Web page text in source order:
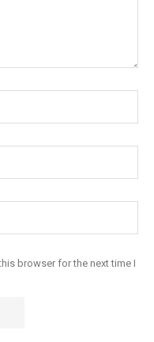
browser for the next time I